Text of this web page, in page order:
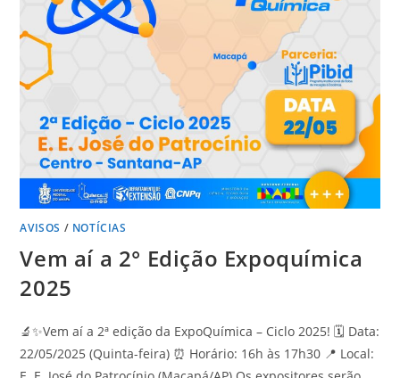
AVISOS / NOTÍCIAS
Vem aí a 2° Edição Expoquímica
2025
🔬✨Vem aí a 2ª edição da ExpoQuímica – Ciclo 2025! 🗓 Data:
22/05/2025 (Quinta-feira) ⏰ Horário: 16h às 17h30 📍 Local: